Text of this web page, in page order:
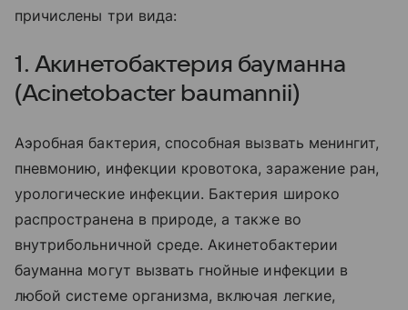
причислены три вида:
1. Акинетобактерия бауманна
(Acinetobacter baumannii)
Аэробная бактерия, способная вызвать менингит,
пневмонию, инфекции кровотока, заражение ран,
урологические инфекции. Бактерия широко
распространена в природе, а также во
внутрибольничной среде. Акинетобактерии
бауманна могут вызвать гнойные инфекции в
любой системе организма, включая легкие,